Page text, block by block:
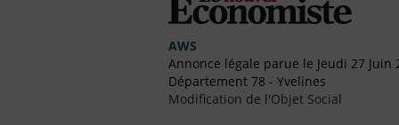
AWS
Annonce légale parue le Jeudi 27 Juin
Département 78 - Yvelines
Modification de l'Objet Social